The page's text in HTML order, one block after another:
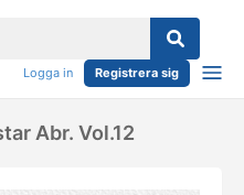
Logga in Registrera sig
Abr. Vol.12